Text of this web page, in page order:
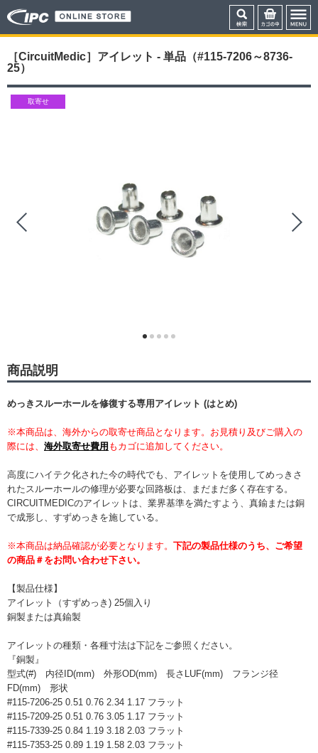
［CircuitMedic］アイレット - 単品（#115-7206～8736-
25）
取寄せ
商品説明
めっきスルーホールを修復する専用アイレット (はとめ)
※本商品は、海外からの取寄せ商品となります。お見積り及びご購入の
際には、 海外取寄せ費用 もカゴに追加してください。
高度にハイテク化された今の時代でも、アイレットを使用してめっきさ
れたスルーホールの修理が必要な回路板は、まだまだ多く存在する。
CIRCUITMEDICのアイレットは、業界基準を満たすよう、真鍮または銅
で成形し、すずめっきを施している。
※本商品は納品確認が必要となります。 下記の製品仕様のうち、ご希望
の商品＃をお問い合わせ下さい。
【製品仕様】
アイレット（すずめっき) 25個入り
銅製または真鍮製
アイレットの種類・各種寸法は下記をご参照ください。
『銅製』
型式(#) 内径ID(mm) 外形OD(mm) 長さLUF(mm) フランジ径
FD(mm) 形状
#115-7206-25 0.51 0.76 2.34 1.17 フラット
#115-7209-25 0.51 0.76 3.05 1.17 フラット
#115-7339-25 0.84 1.19 3.18 2.03 フラット
#115-7353-25 0.89 1.19 1.58 2.03 フラット